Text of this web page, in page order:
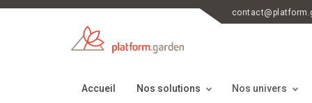
Accueil Nos solutions Nos univers